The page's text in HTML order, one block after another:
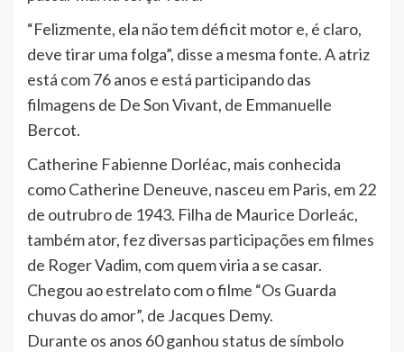
“Felizmente, ela não tem déficit motor e, é claro,
deve tirar uma folga”, disse a mesma fonte. A atriz
está com 76 anos e está participando das
filmagens de De Son Vivant, de Emmanuelle
Bercot.
Catherine Fabienne Dorléac, mais conhecida
como Catherine Deneuve, nasceu em Paris, em 22
de outrubro de 1943. Filha de Maurice Dorleác,
também ator, fez diversas participações em filmes
de Roger Vadim, com quem viria a se casar.
Chegou ao estrelato com o filme “Os Guarda
chuvas do amor”, de Jacques Demy.
Durante os anos 60 ganhou status de símbolo